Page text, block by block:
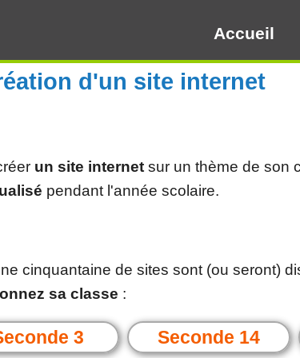
Accueil
Création
(2016)
d'un site internet
un site internet sur un thème de son
pendant l'année scolaire.
cinquantaine de sites sont (ou seront)
sa classe :
3 Seconde 14